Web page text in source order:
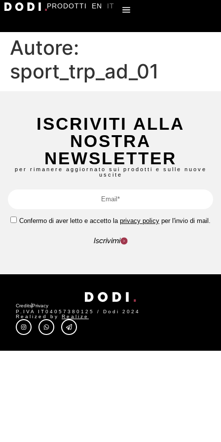
PRODOTTI EN IT
Autore:
sport_trp_ad_01
ISCRIVITI ALLA
NOSTRA
NEWSLETTER
per rimanere aggiornato sui prodotti e sulle nuove
uscite
Confermo di aver letto e accetto la privacy policy per l'invio di mail.
Iscrivimi
CreditsPrivacy
P.IVA IT04057380125 / Dodi 2024
Realized by Realize